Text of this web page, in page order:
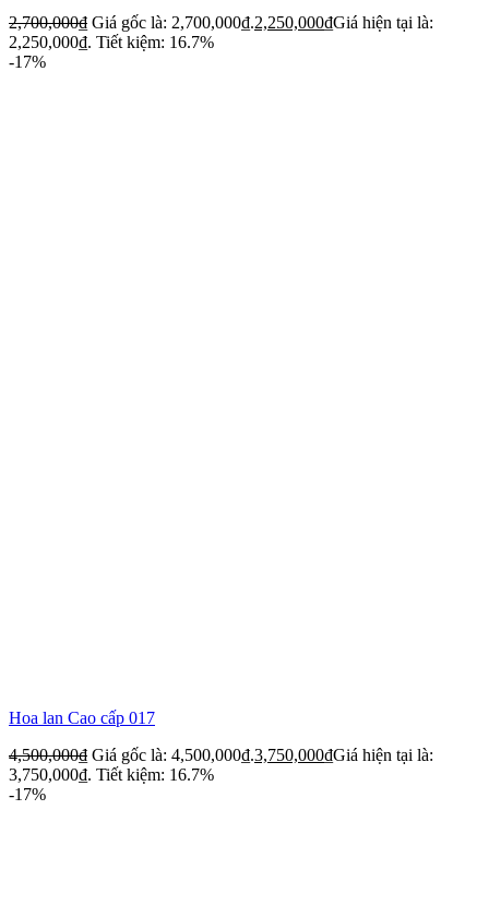
2,700,000₫ Giá gốc là: 2,700,000₫.2,250,000₫Giá hiện tại là:
2,250,000₫. Tiết kiệm: 16.7%
-17%
Hoa lan Cao cấp 017
4,500,000₫ Giá gốc là: 4,500,000₫.3,750,000₫Giá hiện tại là:
3,750,000₫. Tiết kiệm: 16.7%
-17%